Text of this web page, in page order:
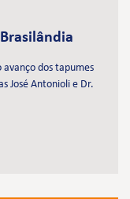
dos tapumes
José Antonioli e Dr.